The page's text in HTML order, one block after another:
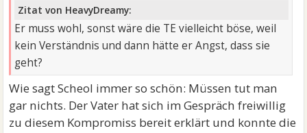
Zitat von HeavyDreamy:
Er muss wohl, sonst wäre die TE vielleicht böse, weil
kein Verständnis und dann hätte er Angst, dass sie
geht?
Wie sagt Scheol immer so schön: Müssen tut man
gar nichts. Der Vater hat sich im Gespräch freiwillig
zu diesem Kompromiss bereit erklärt und konnte die